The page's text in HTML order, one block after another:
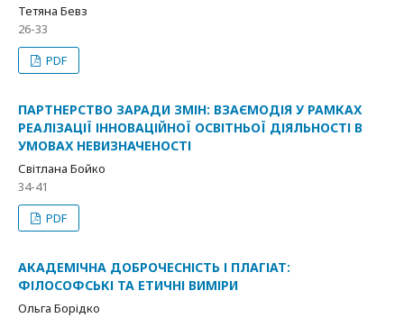
Тетяна Бевз
26-33
PDF
ПАРТНЕРСТВО ЗАРАДИ ЗМІН: ВЗАЄМОДІЯ У РАМКАХ
РЕАЛІЗАЦІЇ ІННОВАЦІЙНОЇ ОСВІТНЬОЇ ДІЯЛЬНОСТІ В
УМОВАХ НЕВИЗНАЧЕНОСТІ
Світлана Бойко
34-41
PDF
АКАДЕМІЧНА ДОБРОЧЕСНІСТЬ І ПЛАГІАТ:
ФІЛОСОФСЬКІ ТА ЕТИЧНІ ВИМІРИ
Ольга Борідко